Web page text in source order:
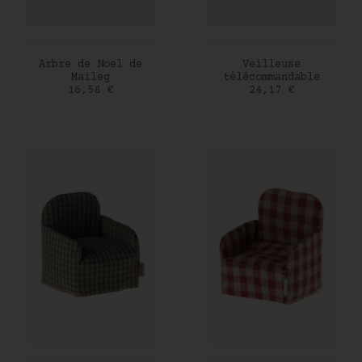
AJOUTER AU PANIER
Arbre de Noel de
Maileg
Prix
16,58 €
AJOUTER AU PANIER
Veilleuse
télécommandable
Prix
24,17 €